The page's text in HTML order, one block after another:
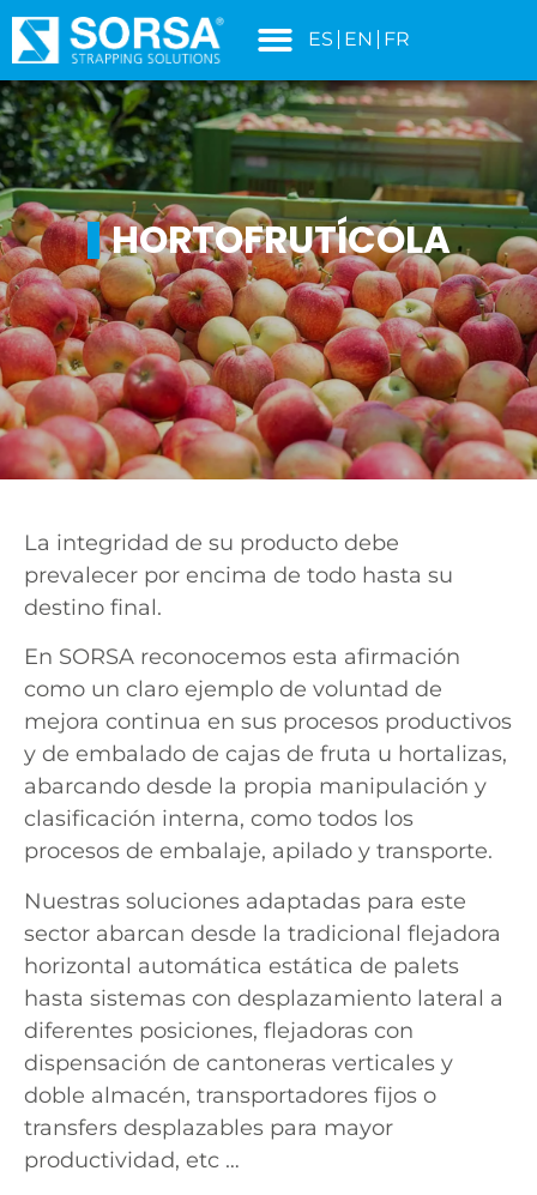
contenido
ES EN FR
HORTOFRUTÍCOLA
La integridad de su producto debe
prevalecer por encima de todo hasta su
destino final.
En SORSA reconocemos esta afirmación
como un claro ejemplo de voluntad de
mejora continua en sus procesos productivos
y de embalado de cajas de fruta u hortalizas,
abarcando desde la propia manipulación y
clasificación interna, como todos los
procesos de embalaje, apilado y transporte.
Nuestras soluciones adaptadas para este
sector abarcan desde la tradicional flejadora
horizontal automática estática de palets
hasta sistemas con desplazamiento lateral a
diferentes posiciones, flejadoras con
dispensación de cantoneras verticales y
doble almacén, transportadores fijos o
transfers desplazables para mayor
productividad, etc …